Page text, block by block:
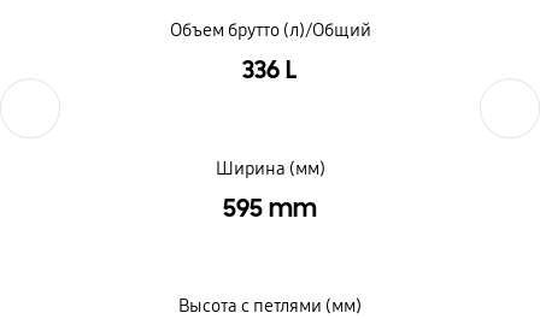
Объем брутто (л)/Общий
336 L
Ширина (мм)
595 mm
Высота с петлями (мм)